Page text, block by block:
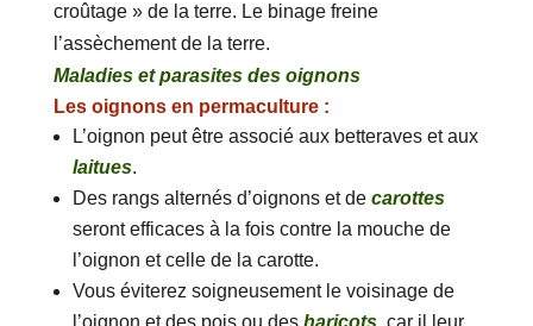
croûtage » de la terre. Le binage freine
l’assèchement de la terre.
Maladies et parasites des oignons
Les oignons en permaculture :
L’oignon peut être associé aux betteraves et aux
laitues.
Des rangs alternés d’oignons et de carottes
seront efficaces à la fois contre la mouche de
l’oignon et celle de la carotte.
Vous éviterez soigneusement le voisinage de